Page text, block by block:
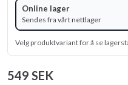
Online lager
Sendes fra vårt nettlager
Velg produktvariant for å se
549 SEK